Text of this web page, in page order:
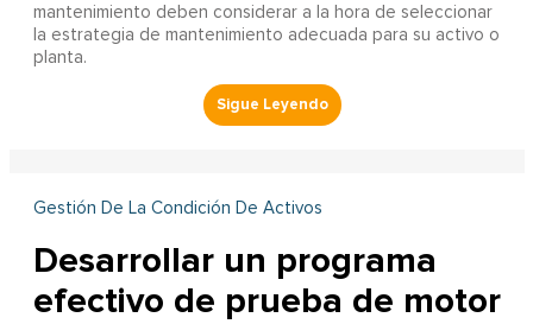
mantenimiento deben considerar a la hora de seleccionar
la estrategia de mantenimiento adecuada para su activo o
planta.
Gestión De La Condición De Activos
Desarrollar un programa
efectivo de prueba de motor